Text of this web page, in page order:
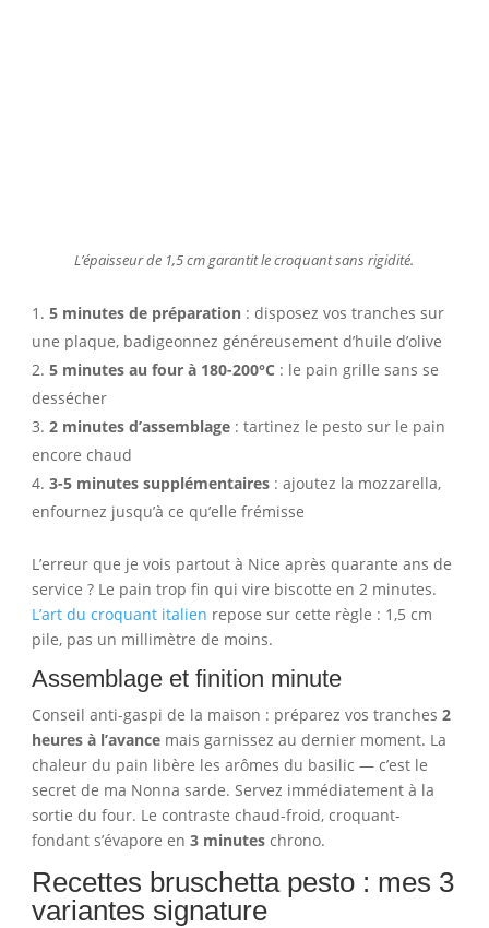
L’épaisseur de 1,5 cm garantit le croquant sans rigidité.
5 minutes de préparation: disposez vos tranches sur
une plaque, badigeonnez généreusement d’huile d’olive
5 minutes au four à 180-200°C : le pain grille sans se
dessécher
2 minutes d’assemblage: tartinez le pesto sur le pain
encore chaud
3-5 minutes supplémentaires: ajoutez la mozzarella,
enfournez jusqu’à ce qu’elle frémisse
L’erreur que je vois partout à Nice après quarante ans de
service ? Le pain trop fin qui vire biscotte en 2 minutes.
L’art du croquant italien repose sur cette règle : 1,5 cm
pile, pas un millimètre de moins.
Assemblage et finition minute
Conseil anti-gaspi de la maison : préparez vos tranches 2
heures à l’avancemais garnissez au dernier moment. La
chaleur du pain libère les arômes du basilic — c’est le
secret de ma Nonna sarde. Servez immédiatement à la
sortie du four. Le contraste chaud-froid, croquant-
fondant s’évapore en 3 minuteschrono.
Recettes bruschetta pesto : mes 3
variantes signature